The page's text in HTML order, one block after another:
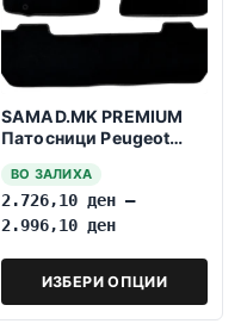
SAMAD.MK PREMIUM
Патосници Peugeot
ВО ЗАЛИХА
2.726,10 ден –
2.996,10 ден
ИЗБЕРИ ОПЦИИ